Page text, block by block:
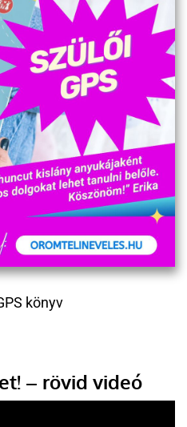
könyv
– rövid videó